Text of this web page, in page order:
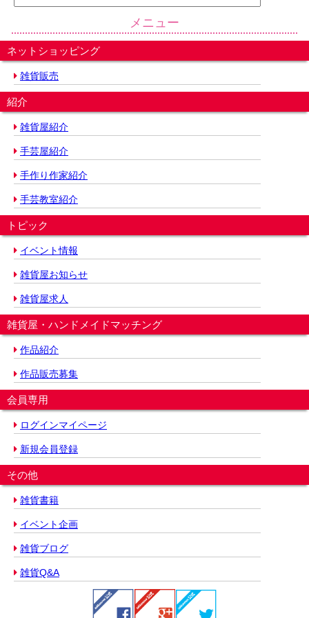
メニュー
ネットショッピング
雑貨販売
紹介
雑貨屋紹介
手芸屋紹介
手作り作家紹介
手芸教室紹介
トピック
イベント情報
雑貨屋お知らせ
雑貨屋求人
雑貨屋・ハンドメイドマッチング
作品紹介
作品販売募集
会員専用
ログインマイページ
新規会員登録
その他
雑貨書籍
イベント企画
雑貨ブログ
雑貨Q&A